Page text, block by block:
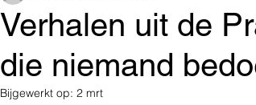
Verhalen uit de
die niemand
Bijgewerkt op: 2 mrt